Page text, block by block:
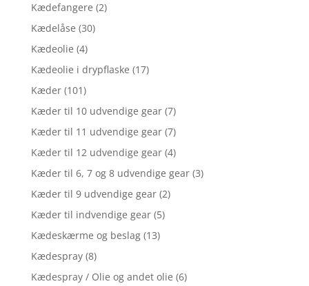
Kædefangere (2)
Kædelåse (30)
Kædeolie (4)
Kædeolie i drypflaske (17)
Kæder (101)
Kæder til 10 udvendige gear (7)
Kæder til 11 udvendige gear (7)
Kæder til 12 udvendige gear (4)
Kæder til 6, 7 og 8 udvendige gear (3)
Kæder til 9 udvendige gear (2)
Kæder til indvendige gear (5)
Kædeskærme og beslag (13)
Kædespray (8)
Kædespray / Olie og andet olie (6)